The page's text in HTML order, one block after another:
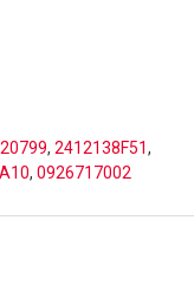
, 2412138F51,
, 0926717002